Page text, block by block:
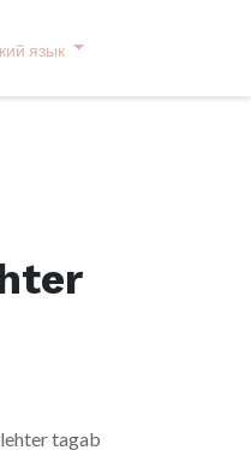
язык
tagab